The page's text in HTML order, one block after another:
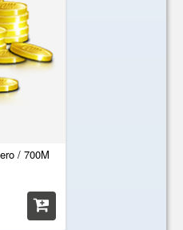
/ 700M